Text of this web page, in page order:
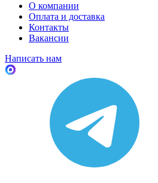
О компании
Оплата и доставка
Контакты
Вакансии
Написать нам